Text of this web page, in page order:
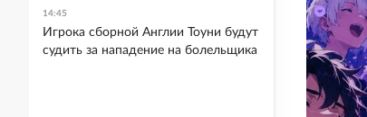
14:45
Игрока сборной Англии Тоуни будут
судить за нападение на болельщика